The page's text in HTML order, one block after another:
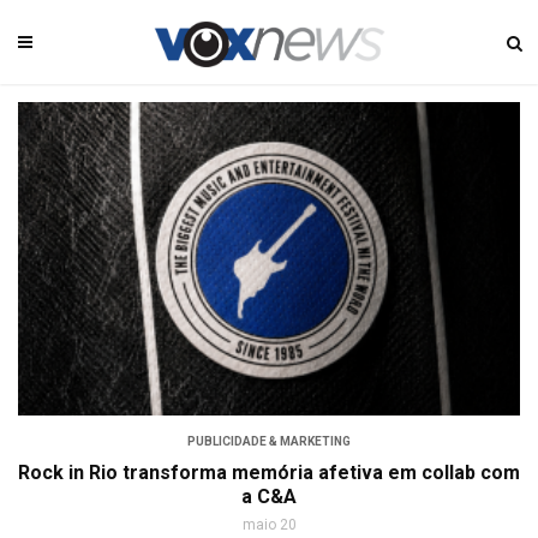
PUBLICIDADE & MARKETING
Rock in Rio transforma memória afetiva em collab com
a C&A
maio 20